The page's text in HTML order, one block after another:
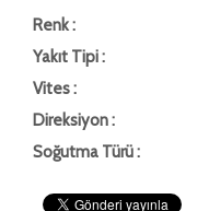
Renk :
Yakıt Tipi :
Vites :
Direksiyon :
Soğutma Türü :